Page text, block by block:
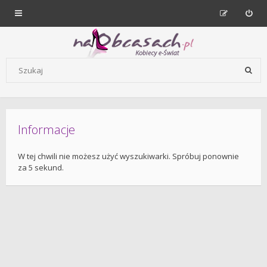
Forum dla kobiet | NaObcasach.pl
Informacje
W tej chwili nie możesz użyć wyszukiwarki. Spróbuj ponownie
za 5 sekund.